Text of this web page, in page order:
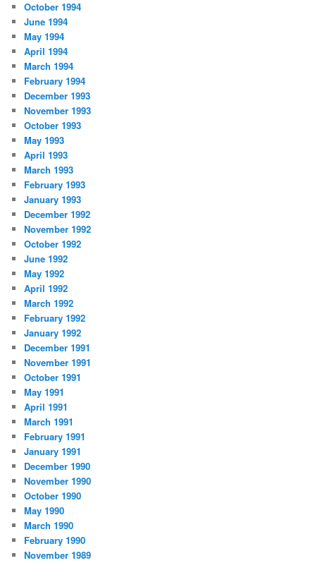
October 1994
June 1994
May 1994
April 1994
March 1994
February 1994
December 1993
November 1993
October 1993
May 1993
April 1993
March 1993
February 1993
January 1993
December 1992
November 1992
October 1992
June 1992
May 1992
April 1992
March 1992
February 1992
January 1992
December 1991
November 1991
October 1991
May 1991
April 1991
March 1991
February 1991
January 1991
December 1990
November 1990
October 1990
May 1990
March 1990
February 1990
November 1989